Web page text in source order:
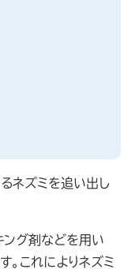
ネズミを追い出し
ング剤などを用い
。これによりネズミ